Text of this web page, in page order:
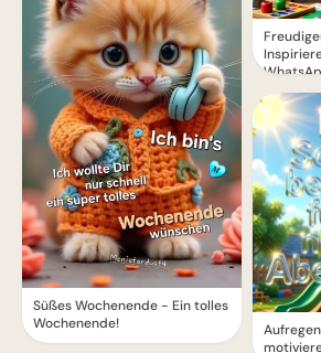
Süßes Wochenende - Ein tolles
Wochenende!